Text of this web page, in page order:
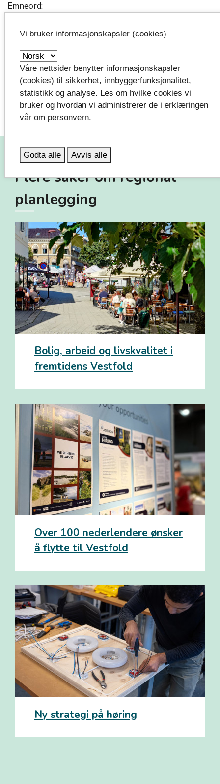
Emneord:
Regional planlegging
Regional kystsoneplan Høringer
Flere saker om regional
planlegging
Bolig, arbeid og livskvalitet i
fremtidens Vestfold
Over 100 nederlendere ønsker
å flytte til Vestfold
Ny strategi på høring
Vi bruker informasjonskapsler (cookies)
Våre nettsider benytter informasjonskapsler
(cookies) til sikkerhet, innbyggerfunksjonalitet,
statistikk og analyse. Les om hvilke cookies vi
bruker og hvordan vi administrerer de i erklæringen
vår om personvern.
Godta alle Avvis alle